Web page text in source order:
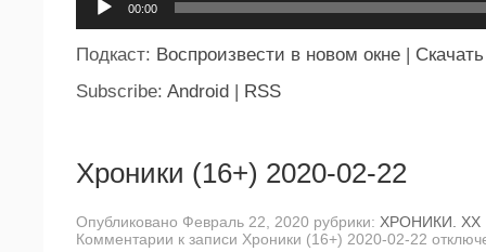
00:00
Подкаст: Воспроизвести в новом окне | Скачать
Subscribe: Android | RSS
Хроники (16+) 2020-02-22
Опубликовано Февраль 22, 2020 рубрики: ХРОНИКИ. ХХ
Комментарии к записи Хроники (16+) 2020-02-22